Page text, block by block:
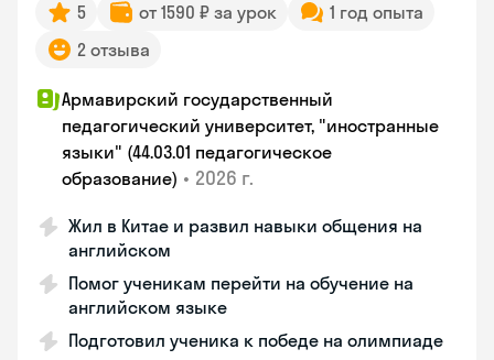
5 от 1590 ₽ за урок
1 год опыта
2 отзыва
Армавирский государственный
педагогический университет, "иностранные
языки" (44.03.01 педагогическое
образование) • 2026 г.
Жил в Китае и развил навыки общения на
английском
Помог ученикам перейти на обучение на
английском языке
Подготовил ученика к победе на олимпиаде